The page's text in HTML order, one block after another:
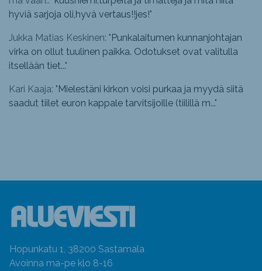
hyviä sarjoja oli,hyvä vertaus!!jes!"
Jukka Matias Keskinen: "Punkalaitumen kunnanjohtajan
virka on ollut tuulinen paikka. Odotukset ovat valitulla
itsellään tiet..."
Kari Kaaja: "Mielestäni kirkon voisi purkaa ja myydä siitä
saadut tiilet euron kappale tarvitsijoille (tiilillä m..."
Hopunkatu 1, 38200 Sastamala
Avoinna ma-pe klo 8-16